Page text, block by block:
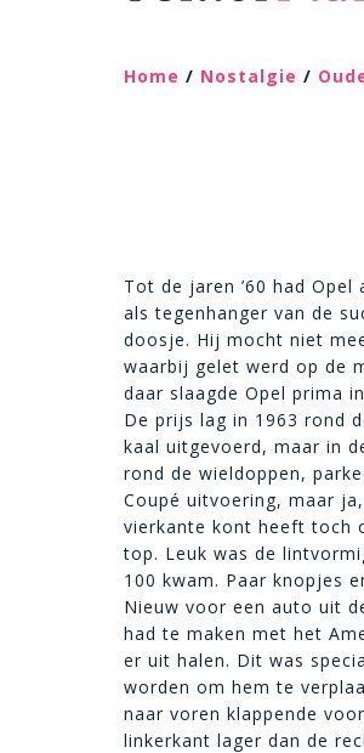
Home / Nostalgie /
Tot de jaren ’60 had
als tegenhanger van de
doosje. Hij mocht niet
waarbij gelet werd op de
daar slaagde Opel prima
De prijs lag in 1963 rond
kaal uitgevoerd, maar in
rond de wieldoppen,
Coupé uitvoering, maar
vierkante kont heeft toch
top. Leuk was de
100 kwam. Paar knopjes
Nieuw voor een auto uit
had te maken met het
er uit halen. Dit was
worden om hem te
naar voren klappende
linkerkant lager dan de